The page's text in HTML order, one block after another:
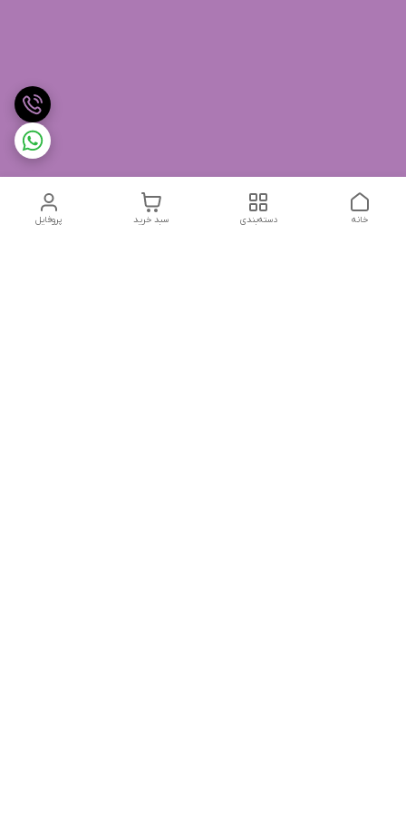
پروفایل سبد خرید دسته‌بندی خانه